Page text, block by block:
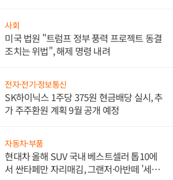
사회
미국 법원 "트럼프 정부 풍력 프로젝트 동결
조치는 위법", 해제 명령 내려
전자·전기·정보통신
SK하이닉스 1주당 375원 현금배당 실시, 추
가 주주환원 계획 9월 공개 예정
자동차·부품
현대차 올해 SUV 국내 베스트셀러 톱10에
서 싼타페만 자리매김, 그랜저·아반떼 '세단